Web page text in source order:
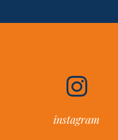
instagram